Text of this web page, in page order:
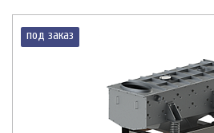
под заказ